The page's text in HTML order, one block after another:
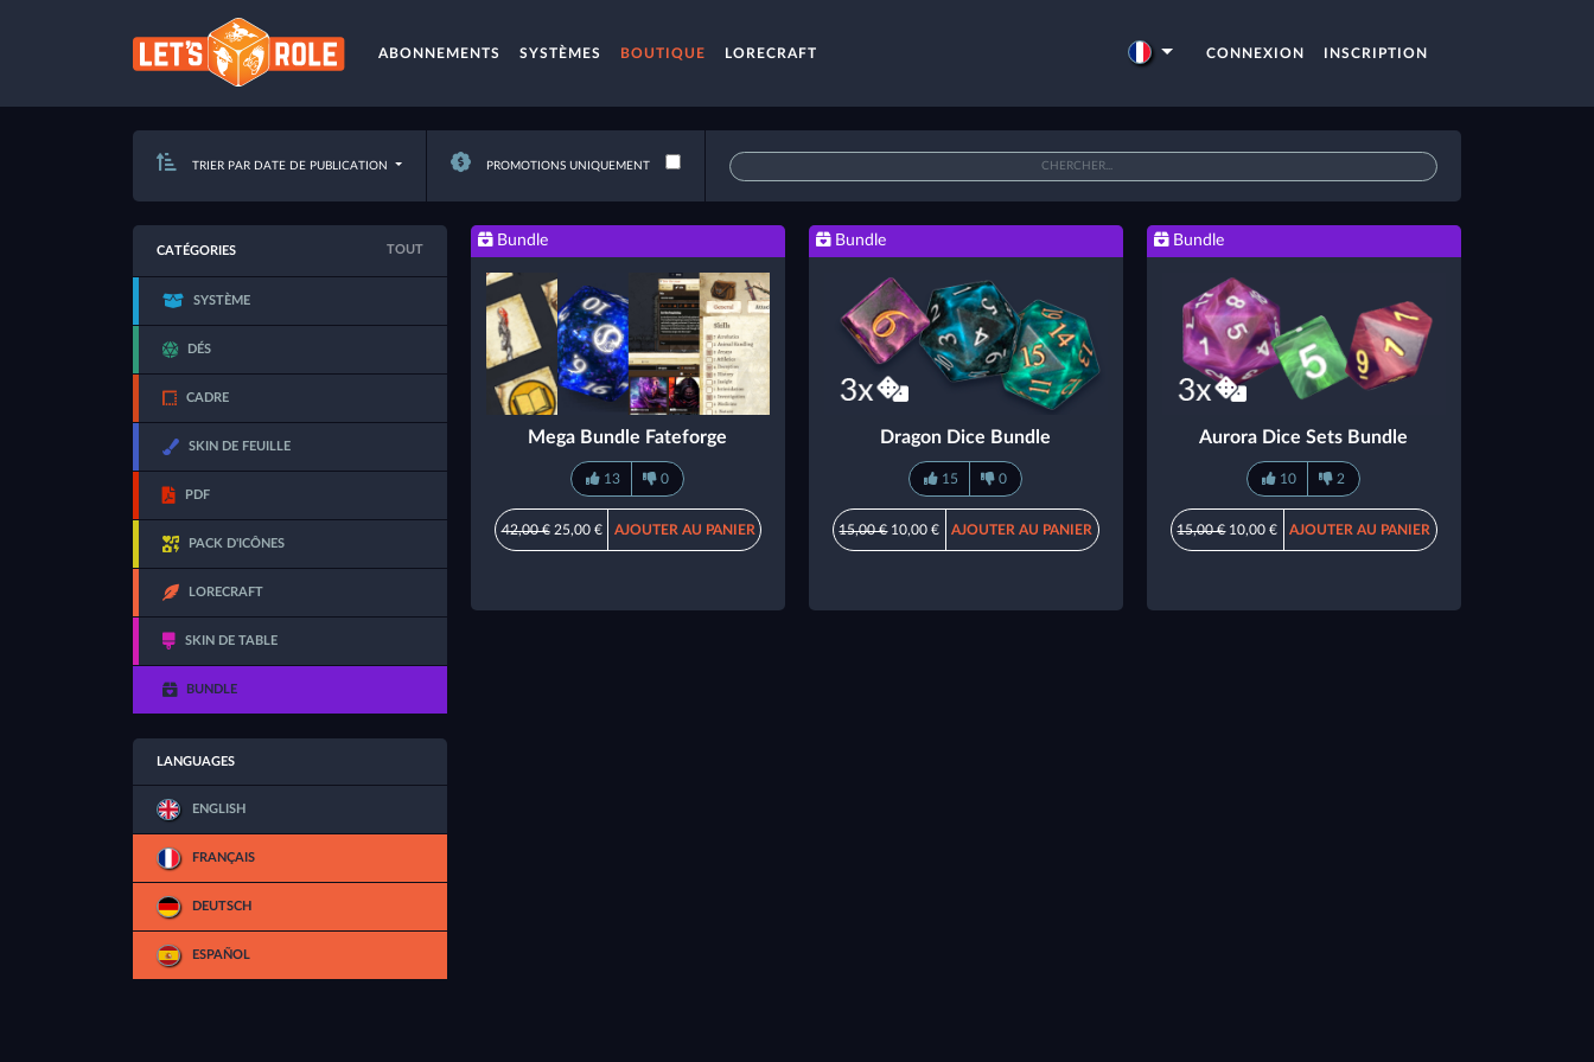
ABONNEMENTS SYSTÈMES BOUTIQUE LORECRAFT CONNEXION INSCRIPTION
TRIER PAR DATE DE PUBLICATION PROMOTIONS UNIQUEMENT
CATÉGORIES TOUT
SYSTÈME
DÉS
CADRE
SKIN DE FEUILLE
PDF
PACK D'ICÔNES
LORECRAFT
SKIN DE TABLE
BUNDLE
LANGUAGES
ENGLISH
FRANÇAIS
DEUTSCH
ESPAÑOL
Bundle
Mega Bundle Fateforge
13 0
42,00 €25,00 € AJOUTER AU PANIER
Bundle
Dragon Dice Bundle
15 0
15,00 €10,00 € AJOUTER AU PANIER
Bundle
Aurora Dice Sets Bundle
10 2
15,00 €10,00 € AJOUTER AU PANIER